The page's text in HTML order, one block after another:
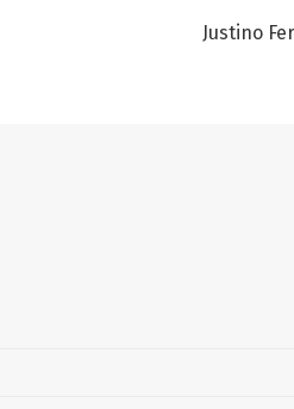
Justino